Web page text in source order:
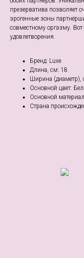
презерватива позволяет
эрогенные зоны
совместному оргазму.
удовлетворения.
Бренд: Luxe
Длина, см: 18
Ширина (диаметр),
Основной цвет:
Основной
Страна